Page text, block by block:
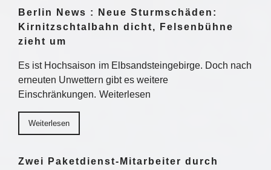
Berlin News : Neue Sturmschäden:
Kirnitzschtalbahn dicht, Felsenbühne
zieht um
Es ist Hochsaison im Elbsandsteingebirge. Doch nach
erneuten Unwettern gibt es weitere
Einschränkungen. Weiterlesen
Weiterlesen
Zwei Paketdienst-Mitarbeiter durch